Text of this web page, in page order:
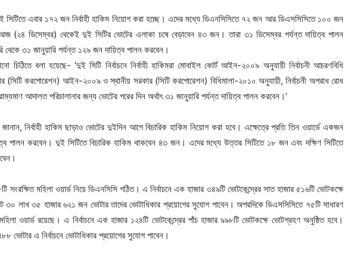
সিটিতে এবার ১৭২ জন নির্বাহী হাকিম নিয়োগ করা হচ্ছে। এদের মধ্যে ডিএনসিসিতে ৭২ জন আর ডিএসসিসিতে ১০০ জন
(২৪ ডিসেম্বর) থেকেই দুই সিটির ভোটের এলাকা চষে বেড়াবেন ৪৩ জন। তারা ৩১ ডিসেম্বর পর্যন্ত দায়িত্ব পালন
৩১ জানুয়ারি পর্যন্ত ১২৯ জন দায়িত্ব পালন করবেন।
চিঠিতে বলা হয়েছে- ‘দুই সিটি নির্বাচনে নির্বাহী হাকিমরা মোবাইল কোর্ট আইন-২০০৯ অনুযায়ী নির্বাচনী আচরণবিধি
(সিটি করপোরেশন) আইন-২০০৯ ও স্থানীয় সরকার (সিটি করপোরেশন) বিধিমালা-২০১০ অনুযায়ী, নির্বাচনী অপরাধ রোধ
আদালত পরিচালানার জন্য ভোটের পরের দিন অর্থাৎ ৩১ জানুয়ারি পর্যন্ত দায়িত্ব পালন করবেন।’
নির্বাহী হাকিম ছাড়াও ভোটের দুইদিন আগে বিচারিক হাকিম নিয়োগ করা হবে। এক্ষেত্রে প্রতি তিন ওয়ার্ডে একজন
পালন করবেন। দুই সিটিতে বিচারিক হাকিম থাকবেন ৪৩ জন। এদের মধ্যে উত্তর সিটিতে ১৮ জন এবং দক্ষিণ সিটিতে
সংরক্ষিত মহিলা ওয়ার্ড নিয়ে ডিএনসিসি গঠিত। এ নির্বাচনে এক হাজার ৩৪৯টি ভোটকেন্দ্রের সাত হাজার ৫১৬টি ভোটকক্ষে
লাখ ৩৫ হাজার ৬২১ জন ভোটার তাদের ভোটাধিকার প্রয়োগের সুযোগ পাবেন। অপরদিকে ডিএসসিসিতে ৭৫টি সাধারণ
ওয়ার্ড রয়েছে। এ নির্বাচনে এক হাজার ১২৪টি ভোটকেন্দ্রের পাঁচ হাজার ৯৯৮টি ভোটকক্ষে ভোটগ্রহণ অনুষ্ঠিত হবে।
ভোটার এ নির্বাচনে ভোটাধিকার প্রয়োগের সুযোগ পাবেন।